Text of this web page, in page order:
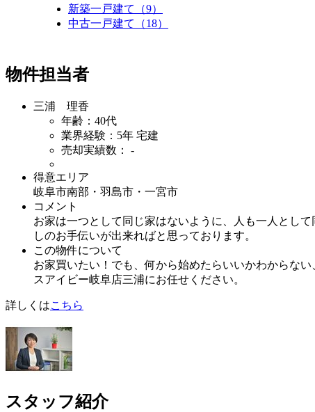
新築一戸建て（9）
中古一戸建て（18）
物件担当者
三浦 理香
年齢：40代
業界経験：5年 宅建
売却実績数： -
得意エリア
岐阜市南部・羽島市・一宮市
コメント
お家は一つとして同じ家はないように、人も一人とし
しのお手伝いが出来ればと思っております。
この物件について
お家買いたい！でも、何から始めたらいいかわからな
スアイビー岐阜店三浦にお任せください。
詳しくはこちら
スタッフ紹介